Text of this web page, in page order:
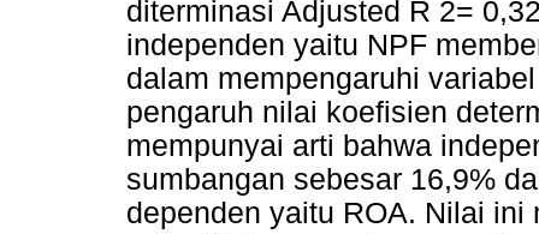
diterminasi Adjusted R 2=
independen yaitu NPF
dalam mempengaruhi
pengaruh nilai koefisien
mempunyai arti bahwa
sumbangan sebesar 16,9%
dependen yaitu ROA. Nilai